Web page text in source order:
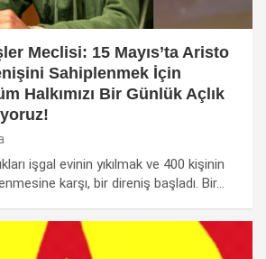
Meclisi: 15 Mayıs’ta Aristo
Sahiplenmek İçin
Halkımızı Bir Günlük Açlık
işgal evinin yıkılmak ve 400 kişinin
karşı, bir direniş başladı. Bir…